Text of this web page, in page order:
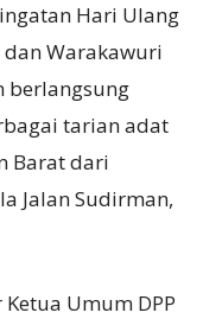
Hari Ulang
Warakawuri
berlangsung
tarian adat
Barat dari
Jalan Sudirman,
Umum DPP